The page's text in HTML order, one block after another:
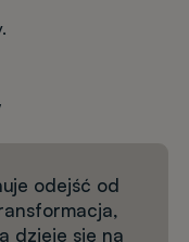
odejść od
dzieje się na